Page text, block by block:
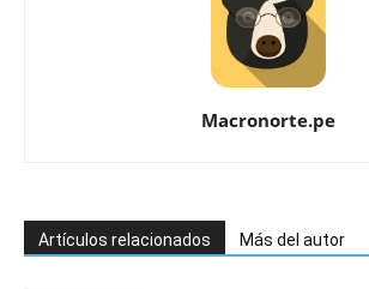
Macronorte.pe
Artículos relacionados Más del autor